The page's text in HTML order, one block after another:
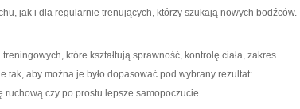
jak i dla regularnie trenujących, którzy szukają nowych bodźców.
które kształtują sprawność, kontrolę ciała, zakres
tak, aby można je było dopasować pod wybrany rezultat:
czy po prostu lepsze samopoczucie.